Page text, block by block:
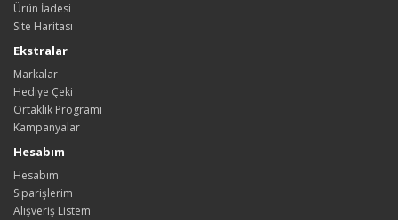
Ürün İadesi
Site Haritası
Ekstralar
Markalar
Hediye Çeki
Ortaklık Programı
Kampanyalar
Hesabım
Hesabım
Siparişlerim
Alışveriş Listem